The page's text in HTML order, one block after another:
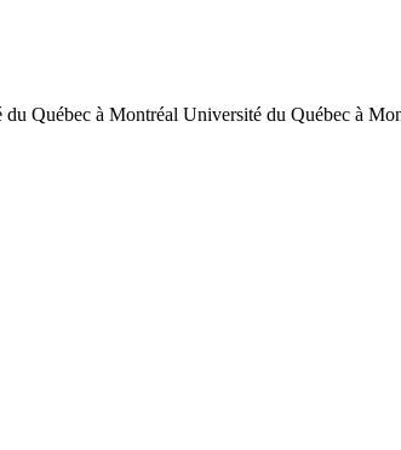
du Québec à Montréal Université du Québec à